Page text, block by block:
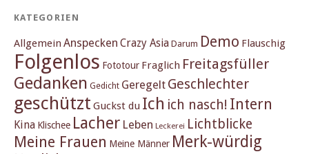
KATEGORIEN
Allgemein Anspecken Crazy Asia Darum Demo Flauschig
Folgenlos Fototour Fraglich Freitagsfüller
Gedanken Gedicht Geregelt Geschlechter
geschützt Guckst du Ich ich nasch! Intern
Kina Klischee Lacher Leben Leckerei Lichtblicke
Meine Frauen Meine Männer Merk-würdig